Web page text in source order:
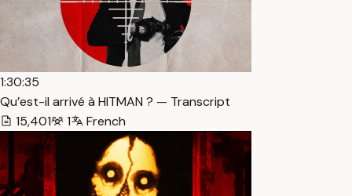
1:30:35
Qu’est-il arrivé à HITMAN ? — Transcript
15,401
1 French